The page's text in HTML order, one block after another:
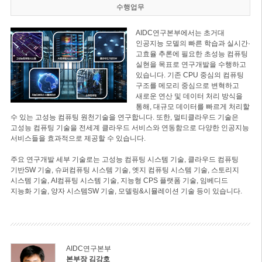
수행업무
AIDC연구본부에서는 초거대
인공지능 모델의 빠른 학습과 실시간·
고효율 추론에 필요한 초성능 컴퓨팅
실현을 목표로 연구개발을 수행하고
있습니다. 기존 CPU 중심의 컴퓨팅
구조를 메모리 중심으로 변혁하고
새로운 연산 및 데이터 처리 방식을
통해, 대규모 데이터를 빠르게 처리할
수 있는 고성능 컴퓨팅 원천기술을 연구합니다. 또한, 멀티클라우드 기술은
고성능 컴퓨팅 기술을 전세계 클라우드 서비스와 연동함으로 다양한 인공지능
서비스들을 효과적으로 제공할 수 있습니다.
주요 연구개발 세부 기술로는 고성능 컴퓨팅 시스템 기술, 클라우드 컴퓨팅
기반SW 기술, 슈퍼컴퓨팅 시스템 기술, 엣지 컴퓨팅 시스템 기술, 스토리지
시스템 기술, AI컴퓨팅 시스템 기술, 지능형 CPS 플랫폼 기술, 임베디드
지능화 기술, 양자 시스템SW 기술, 모델링&시뮬레이션 기술 등이 있습니다.
AIDC연구본부
본부장 김강호